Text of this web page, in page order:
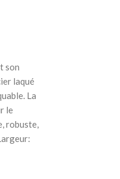
son
laqué
La
le
robuste,